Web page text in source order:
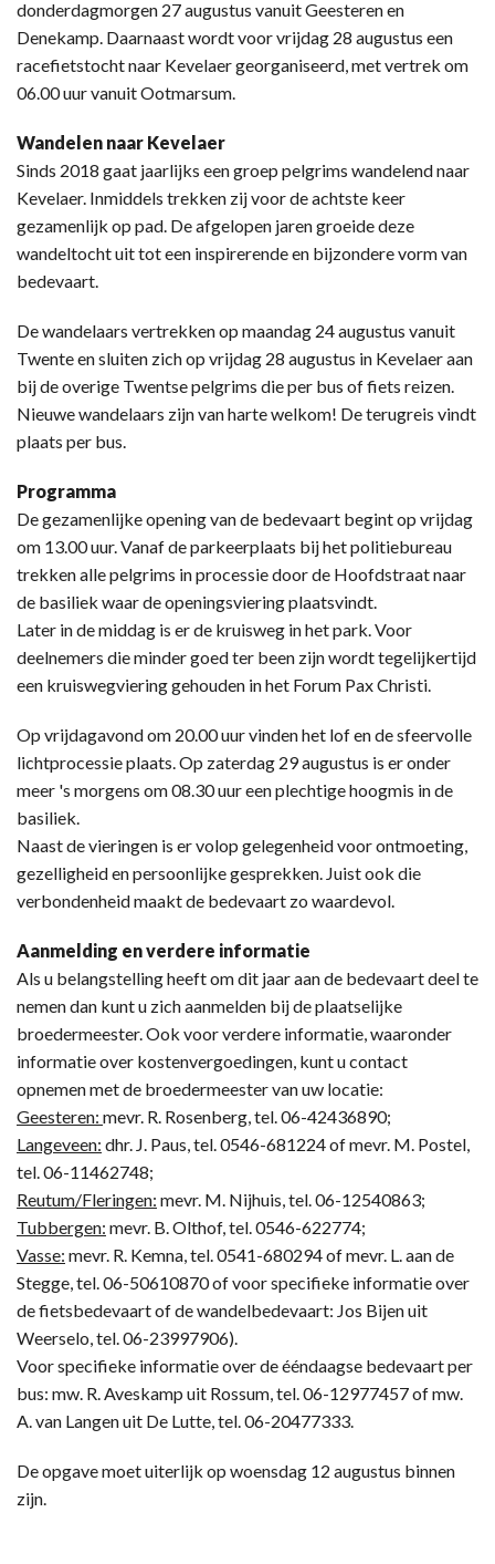
donderdagmorgen 27 augustus vanuit Geesteren en
Denekamp. Daarnaast wordt voor vrijdag 28 augustus een
racefietstocht naar Kevelaer georganiseerd, met vertrek om
06.00 uur vanuit Ootmarsum.
Wandelen naar Kevelaer
Sinds 2018 gaat jaarlijks een groep pelgrims wandelend naar
Kevelaer. Inmiddels trekken zij voor de achtste keer
gezamenlijk op pad. De afgelopen jaren groeide deze
wandeltocht uit tot een inspirerende en bijzondere vorm van
bedevaart.
De wandelaars vertrekken op maandag 24 augustus vanuit
Twente en sluiten zich op vrijdag 28 augustus in Kevelaer aan
bij de overige Twentse pelgrims die per bus of fiets reizen.
Nieuwe wandelaars zijn van harte welkom! De terugreis vindt
plaats per bus.
Programma
De gezamenlijke opening van de bedevaart begint op vrijdag
om 13.00 uur. Vanaf de parkeerplaats bij het politiebureau
trekken alle pelgrims in processie door de Hoofdstraat naar
de basiliek waar de openingsviering plaatsvindt.
Later in de middag is er de kruisweg in het park. Voor
deelnemers die minder goed ter been zijn wordt tegelijkertijd
een kruiswegviering gehouden in het Forum Pax Christi.
Op vrijdagavond om 20.00 uur vinden het lof en de sfeervolle
lichtprocessie plaats. Op zaterdag 29 augustus is er onder
meer 's morgens om 08.30 uur een plechtige hoogmis in de
basiliek.
Naast de vieringen is er volop gelegenheid voor ontmoeting,
gezelligheid en persoonlijke gesprekken. Juist ook die
verbondenheid maakt de bedevaart zo waardevol.
Aanmelding en verdere informatie
Als u belangstelling heeft om dit jaar aan de bedevaart deel te
nemen dan kunt u zich aanmelden bij de plaatselijke
broedermeester. Ook voor verdere informatie, waaronder
informatie over kostenvergoedingen, kunt u contact
opnemen met de broedermeester van uw locatie:
Geesteren: mevr. R. Rosenberg, tel. 06-42436890;
Langeveen: dhr. J. Paus, tel. 0546-681224 of mevr. M. Postel,
tel. 06-11462748;
Reutum/Fleringen: mevr. M. Nijhuis, tel. 06-12540863;
Tubbergen: mevr. B. Olthof, tel. 0546-622774;
Vasse: mevr. R. Kemna, tel. 0541-680294 of mevr. L. aan de
Stegge, tel. 06-50610870 of voor specifieke informatie over
de fietsbedevaart of de wandelbedevaart: Jos Bijen uit
Weerselo, tel. 06-23997906).
Voor specifieke informatie over de ééndaagse bedevaart per
bus: mw. R. Aveskamp uit Rossum, tel. 06-12977457 of mw.
A. van Langen uit De Lutte, tel. 06-20477333.
De opgave moet uiterlijk op woensdag 12 augustus binnen
zijn.